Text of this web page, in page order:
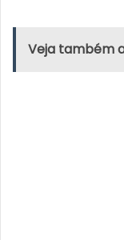
Veja também